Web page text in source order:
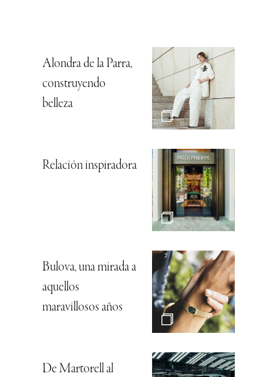
Alondra de la Parra,
construyendo
belleza
Relación inspiradora
Bulova, una mirada a
aquellos
maravillosos años
De Martorell al